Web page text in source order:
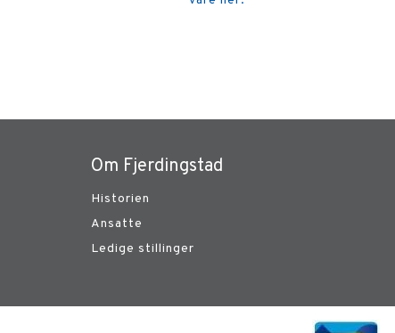
Om Fjerdingstad
Historien
Ansatte
Ledige stillinger